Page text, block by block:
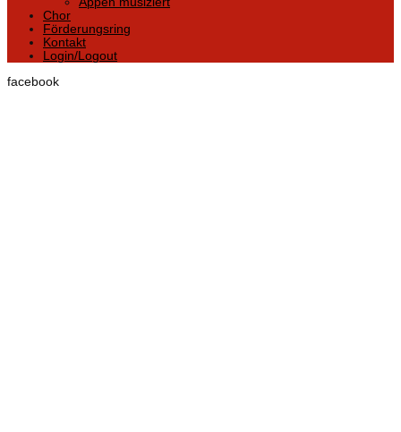
Chor
Förderungsring
Kontakt
Login/Logout
facebook